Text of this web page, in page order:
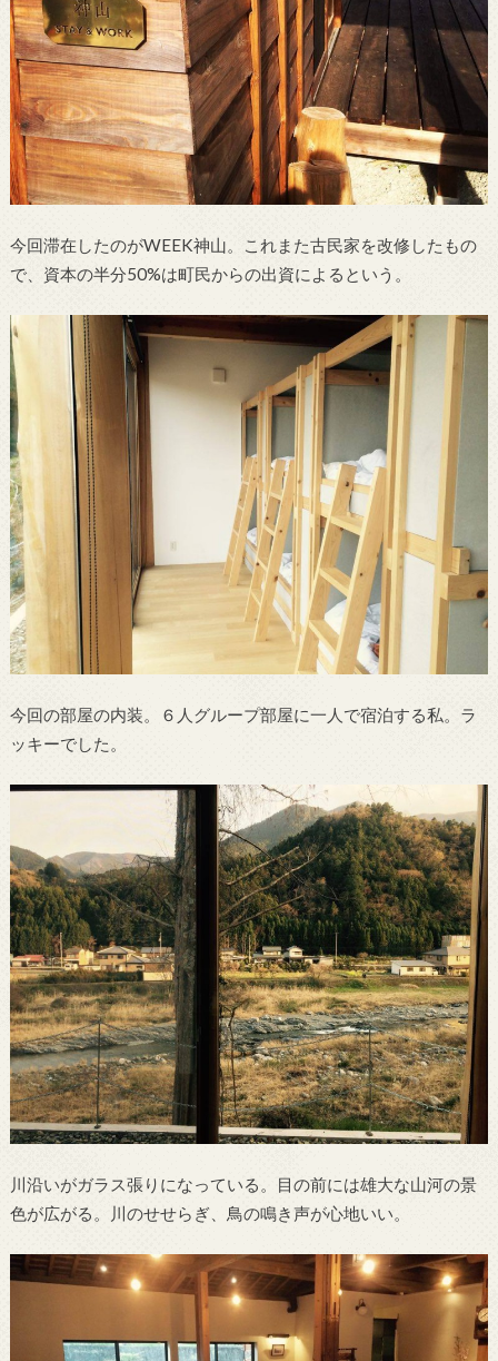
今回滞在したのがWEEK神山。これまた古民家を改修したもの
で、資本の半分50%は町民からの出資によるという。
今回の部屋の内装。６人グループ部屋に一人で宿泊する私。ラ
ッキーでした。
川沿いがガラス張りになっている。目の前には雄大な山河の景
色が広がる。川のせせらぎ、鳥の鳴き声が心地いい。